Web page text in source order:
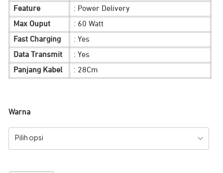
Feature
: Power Delivery
Max Ouput
: 60 Watt
Fast Charging
: Yes
Data Transmit
: Yes
Panjang Kabel
: 28Cm
Warna
Pilih opsi